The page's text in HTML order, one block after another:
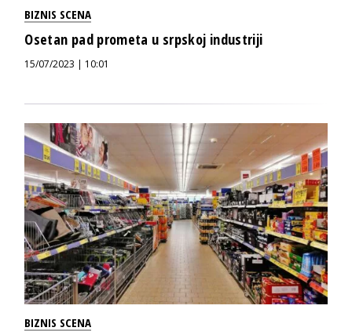
BIZNIS SCENA
Osetan pad prometa u srpskoj industriji
15/07/2023 | 10:01
BIZNIS SCENA